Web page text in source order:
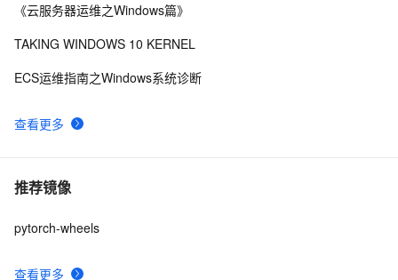
8 基于Pytorch的深度学习模型保存和加载方式
GCNs（ConvGNNs）：定点域+谱域+图卷积的操作步骤
现LSTM算法
查看更多
《云服务器运维之Windows篇》
TAKING WINDOWS 10 KERNEL
ECS运维指南之Windows系统诊断
推荐镜像
查看更多
pytorch-wheels